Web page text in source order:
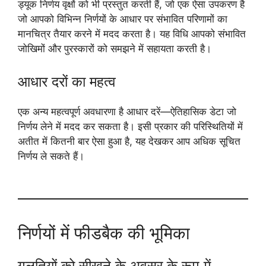
ड्यूक निर्णय वृक्षों को भी प्रस्तुत करती हैं, जो एक ऐसा उपकरण है
जो आपको विभिन्न निर्णयों के आधार पर संभावित परिणामों का
मानचित्र तैयार करने में मदद करता है। यह विधि आपको संभावित
जोखिमों और पुरस्कारों को समझने में सहायता करती है।
आधार दरों का महत्व
एक अन्य महत्वपूर्ण अवधारणा है आधार दरें—ऐतिहासिक डेटा जो
निर्णय लेने में मदद कर सकता है। इसी प्रकार की परिस्थितियों में
अतीत में कितनी बार ऐसा हुआ है, यह देखकर आप अधिक सूचित
निर्णय ले सकते हैं।
निर्णयों में फीडबैक की भूमिका